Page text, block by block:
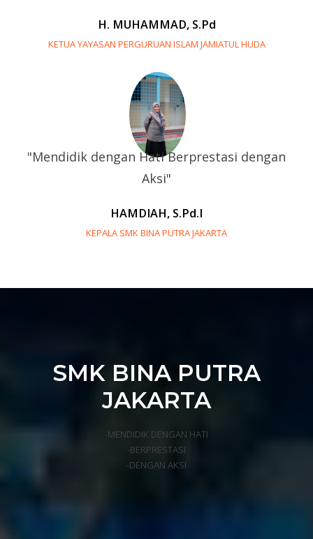
H. MUHAMMAD, S.Pd
KETUA YAYASAN PERGURUAN ISLAM JAMIATUL HUDA
"Mendidik dengan Hati Berprestasi dengan
Aksi"
HAMDIAH, S.Pd.I
KEPALA SMK BINA PUTRA JAKARTA
SMK BINA PUTRA
JAKARTA
-MENDIDIK DENGAN HATI
-BERPRESTASI
-DENGAN AKSI